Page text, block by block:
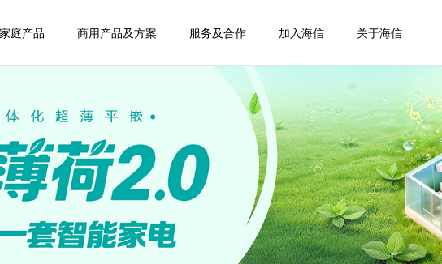
庭产品 商用产品及方案 服务及合作 加入海信 关于海信